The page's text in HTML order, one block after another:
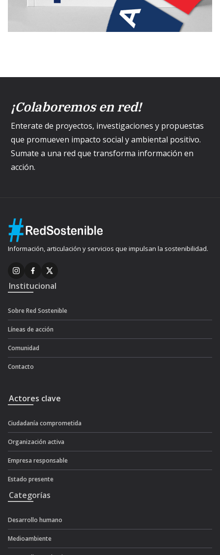
¡Colaboremos en red!
Enterate de proyectos, investigaciones y propuestas
que promueven impacto social y ambiental positivo.
Sumate a una red que transforma información en
acción.
Información, articulación y servicios que impulsan la sostenibilidad.
Institucional
Sobre Red Sostenible
Líneas de acción
Comunidad
Contacto
Actores clave
Ciudadanía comprometida
Organización activa
Empresa responsable
Estado presente
Categorías
Desarrollo humano
Medioambiente